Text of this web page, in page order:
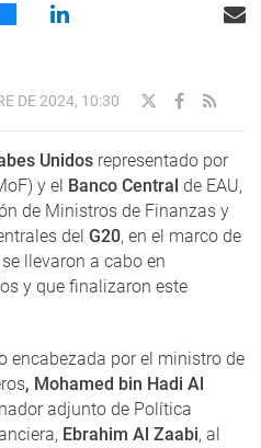
DE 2024, 10:30
Unidos representado por
y el Banco Central de EAU,
de Ministros de Finanzas y
del G20, en el marco de
llevaron a cabo en
y que finalizaron este
encabezada por el ministro de
, Mohamed bin Hadi Al
adjunto de Política
Ebrahim Al Zaabi, al